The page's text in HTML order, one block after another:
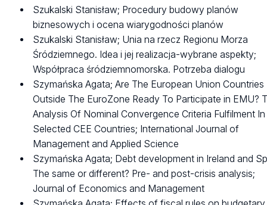
Szukalski Stanisław; Procedury budowy planów
biznesowych i ocena wiarygodności planów
Szukalski Stanisław; Unia na rzecz Regionu Morza
Śródziemnego. Idea i jej realizacja-wybrane aspekty;
Współpraca śródziemnomorska. Potrzeba dialogu
Szymańska Agata; Are The European Union Countries
Outside The EuroZone Ready To Participate in EMU?
Analysis Of Nominal Convergence Criteria Fulfilment In
Selected CEE Countries; International Journal of
Management and Applied Science
Szymańska Agata; Debt development in Ireland and
The same or different? Pre- and post-crisis analysis;
Journal of Economics and Management